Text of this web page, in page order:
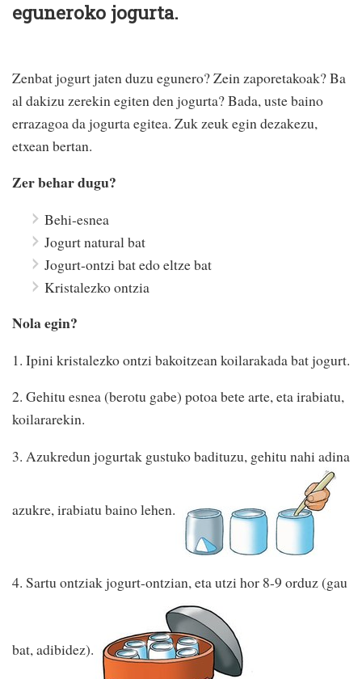
eguneroko jogurta.
Zenbat jogurt jaten duzu egunero? Zein zaporetakoak? Ba
al dakizu zerekin egiten den jogurta? Bada, uste baino
errazagoa da jogurta egitea. Zuk zeuk egin dezakezu,
etxean bertan.
Zer behar dugu?
Behi-esnea
Jogurt natural bat
Jogurt-ontzi bat edo eltze bat
Kristalezko ontzia
Nola egin?
1. Ipini kristalezko ontzi bakoitzean koilarakada bat jogurt.
2. Gehitu esnea (berotu gabe) potoa bete arte, eta irabiatu,
koilararekin.
3. Azukredun jogurtak gustuko badituzu, gehitu nahi adina
azukre, irabiatu baino lehen.
4. Sartu ontziak jogurt-ontzian, eta utzi hor 8-9 orduz (gau
bat, adibidez).